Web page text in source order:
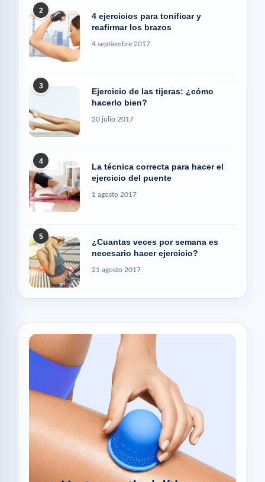
2
4 ejercicios para tonificar y
reafirmar los brazos
4 septiembre 2017
3
Ejercicio de las tijeras: ¿cómo
hacerlo bien?
20 julio 2017
4
La técnica correcta para hacer el
ejercicio del puente
1 agosto 2017
5
¿Cuantas veces por semana es
necesario hacer ejercicio?
21 agosto 2017